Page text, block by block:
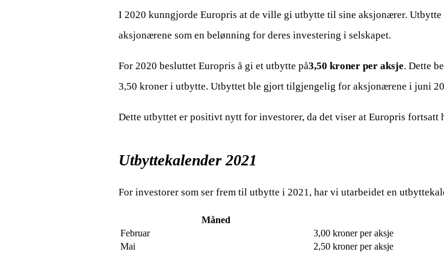
I 2020 kunngjorde Europris at de ville gi utbytte til sine aksjonærer.
aksjonærene som en belønning for deres investering i selskapet.
For 2020 besluttet Europris å gi et utbytte på3,50 kroner per aksje. Dette
3,50 kroner i utbytte. Utbyttet ble gjort tilgjengelig for aksjonærene i juni
Dette utbyttet er positivt nytt for investorer, da det viser at Europris
Utbyttekalender 2021
For investorer som ser frem til utbytte i 2021, har vi utarbeidet en
Måned
Februar
3,00 kroner per aksje
Mai
2,50 kroner per aksje